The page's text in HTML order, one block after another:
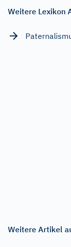
Weitere Lexikon
Weitere Artikel